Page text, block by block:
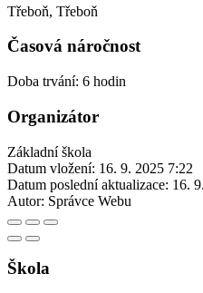
Třeboň, Třeboň
Časová náročnost
Doba trvání: 6 hodin
Organizátor
Základní škola
Datum vložení: 16. 9. 2025 7:22
Datum poslední aktualizace: 16.
Autor: Správce Webu
Škola